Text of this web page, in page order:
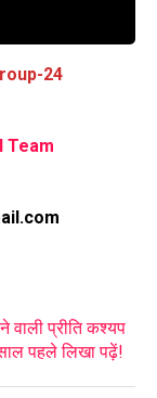
24
Team
वाली प्रीति कश्यप
पहले लिखा पढ़ें!